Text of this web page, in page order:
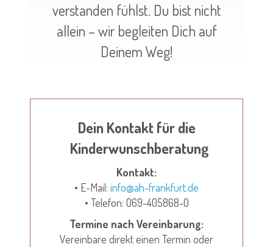
verstanden fühlst. Du bist nicht
allein – wir begleiten Dich auf
Deinem Weg!
Dein Kontakt für die
Kinderwunschberatung
Kontakt:
• E-Mail: info@ah-frankfurt.de
• Telefon: 069-405868-0
Termine nach Vereinbarung:
Vereinbare direkt einen Termin oder